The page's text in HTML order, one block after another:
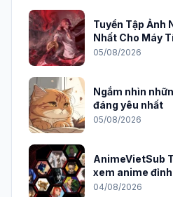
Tuyển Tập Ảnh
Nhất Cho Máy
05/08/2026
Ngắm nhìn
đáng yêu nhất
05/08/2026
AnimeVietSub
xem anime
04/08/2026